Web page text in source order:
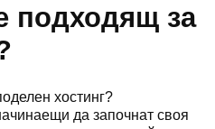
подходящ за
хостинг?
да започнат своя